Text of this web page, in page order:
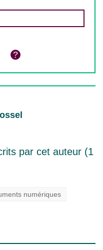
par cet auteur (1
numériques